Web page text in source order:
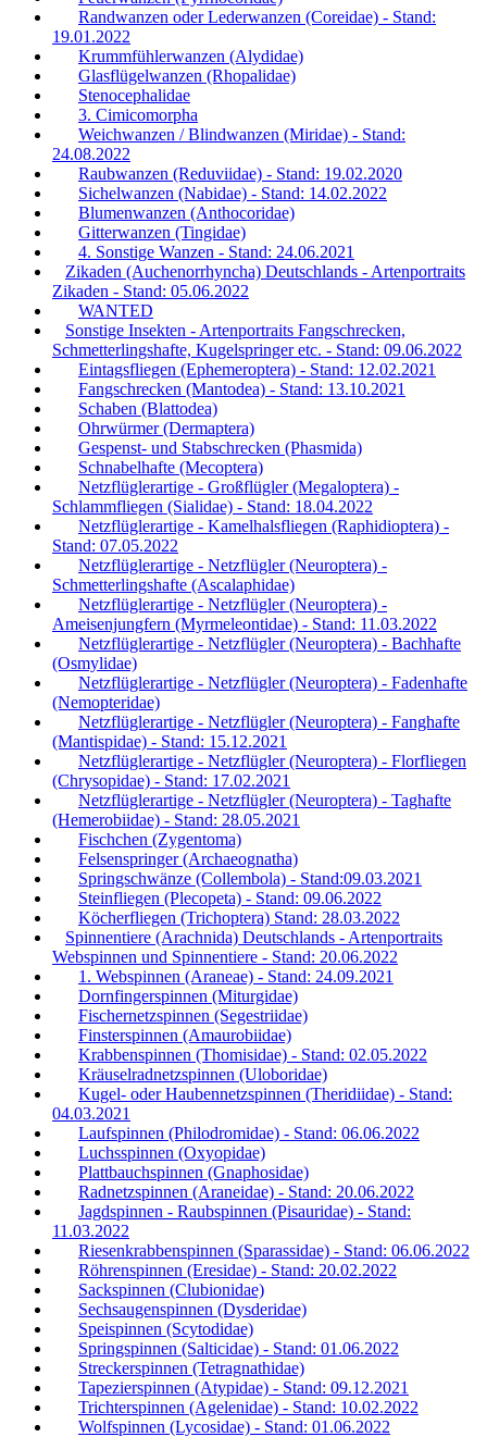
Randwanzen oder Lederwanzen (Coreidae) - Stand:
19.01.2022
Krummfühlerwanzen (Alydidae)
Glasflügelwanzen (Rhopalidae)
Stenocephalidae
3. Cimicomorpha
Weichwanzen / Blindwanzen (Miridae) - Stand:
24.08.2022
Raubwanzen (Reduviidae) - Stand: 19.02.2020
Sichelwanzen (Nabidae) - Stand: 14.02.2022
Blumenwanzen (Anthocoridae)
Gitterwanzen (Tingidae)
4. Sonstige Wanzen - Stand: 24.06.2021
Zikaden (Auchenorrhyncha) Deutschlands - Artenportraits
Zikaden - Stand: 05.06.2022
WANTED
Sonstige Insekten - Artenportraits Fangschrecken,
Schmetterlingshafte, Kugelspringer etc. - Stand: 09.06.2022
Eintagsfliegen (Ephemeroptera) - Stand: 12.02.2021
Fangschrecken (Mantodea) - Stand: 13.10.2021
Schaben (Blattodea)
Ohrwürmer (Dermaptera)
Gespenst- und Stabschrecken (Phasmida)
Schnabelhafte (Mecoptera)
Netzflüglerartige - Großflügler (Megaloptera) -
Schlammfliegen (Sialidae) - Stand: 18.04.2022
Netzflüglerartige - Kamelhalsfliegen (Raphidioptera) -
Stand: 07.05.2022
Netzflüglerartige - Netzflügler (Neuroptera) -
Schmetterlingshafte (Ascalaphidae)
Netzflüglerartige - Netzflügler (Neuroptera) -
Ameisenjungfern (Myrmeleontidae) - Stand: 11.03.2022
Netzflüglerartige - Netzflügler (Neuroptera) - Bachhafte
(Osmylidae)
Netzflüglerartige - Netzflügler (Neuroptera) - Fadenhafte
(Nemopteridae)
Netzflüglerartige - Netzflügler (Neuroptera) - Fanghafte
(Mantispidae) - Stand: 15.12.2021
Netzflüglerartige - Netzflügler (Neuroptera) - Florfliegen
(Chrysopidae) - Stand: 17.02.2021
Netzflüglerartige - Netzflügler (Neuroptera) - Taghafte
(Hemerobiidae) - Stand: 28.05.2021
Fischchen (Zygentoma)
Felsenspringer (Archaeognatha)
Springschwänze (Collembola) - Stand:09.03.2021
Steinfliegen (Plecopeta) - Stand: 09.06.2022
Köcherfliegen (Trichoptera) Stand: 28.03.2022
Spinnentiere (Arachnida) Deutschlands - Artenportraits
Webspinnen und Spinnentiere - Stand: 20.06.2022
1. Webspinnen (Araneae) - Stand: 24.09.2021
Dornfingerspinnen (Miturgidae)
Fischernetzspinnen (Segestriidae)
Finsterspinnen (Amaurobiidae)
Krabbenspinnen (Thomisidae) - Stand: 02.05.2022
Kräuselradnetzspinnen (Uloboridae)
Kugel- oder Haubennetzspinnen (Theridiidae) - Stand:
04.03.2021
Laufspinnen (Philodromidae) - Stand: 06.06.2022
Luchsspinnen (Oxyopidae)
Plattbauchspinnen (Gnaphosidae)
Radnetzspinnen (Araneidae) - Stand: 20.06.2022
Jagdspinnen - Raubspinnen (Pisauridae) - Stand:
11.03.2022
Riesenkrabbenspinnen (Sparassidae) - Stand: 06.06.2022
Röhrenspinnen (Eresidae) - Stand: 20.02.2022
Sackspinnen (Clubionidae)
Sechsaugenspinnen (Dysderidae)
Speispinnen (Scytodidae)
Springspinnen (Salticidae) - Stand: 01.06.2022
Streckerspinnen (Tetragnathidae)
Tapezierspinnen (Atypidae) - Stand: 09.12.2021
Trichterspinnen (Agelenidae) - Stand: 10.02.2022
Wolfspinnen (Lycosidae) - Stand: 01.06.2022